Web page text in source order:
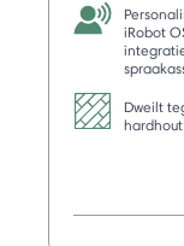
iRobot
Dweilt